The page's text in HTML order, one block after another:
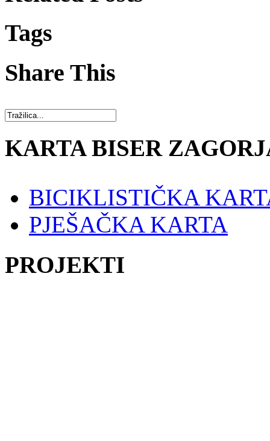
Tags
Share This
KARTA BISER
BICIKLISTIČKA
PJEŠAČKA KARTA
PROJEKTI